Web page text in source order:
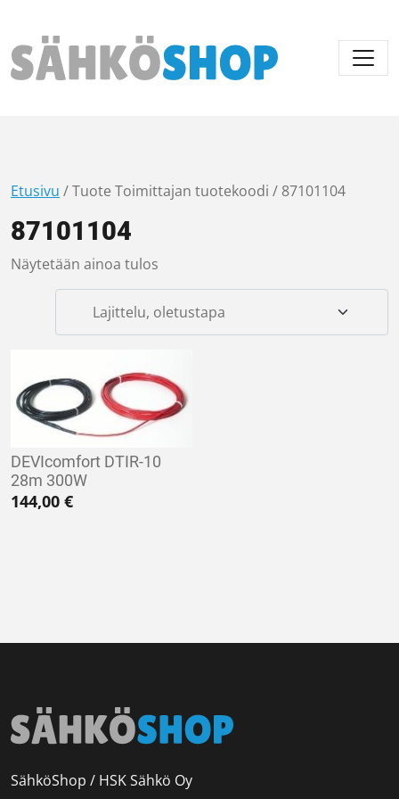
Päävalikko
Etusivu / Tuote Toimittajan tuotekoodi / 87101104
87101104
Näytetään ainoa tulos
DEVIcomfort DTIR-10
28m 300W
144,00 €
SähköShop / HSK Sähkö Oy